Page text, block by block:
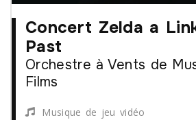
Concert Zelda a
Past
Orchestre à Vents de
Films
Musique de jeu vidéo